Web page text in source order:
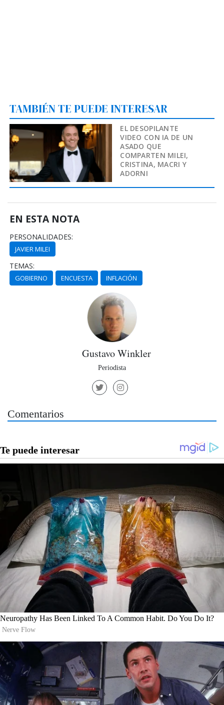
TAMBIÉN TE PUEDE INTERESAR
EL DESOPILANTE
VIDEO CON IA DE UN
ASADO QUE
COMPARTEN MILEI,
CRISTINA, MACRI Y
ADORNI
EN ESTA NOTA
PERSONALIDADES:
JAVIER MILEI
TEMAS:
GOBIERNO ENCUESTA INFLACIÓN
Gustavo Winkler
Periodista
Comentarios